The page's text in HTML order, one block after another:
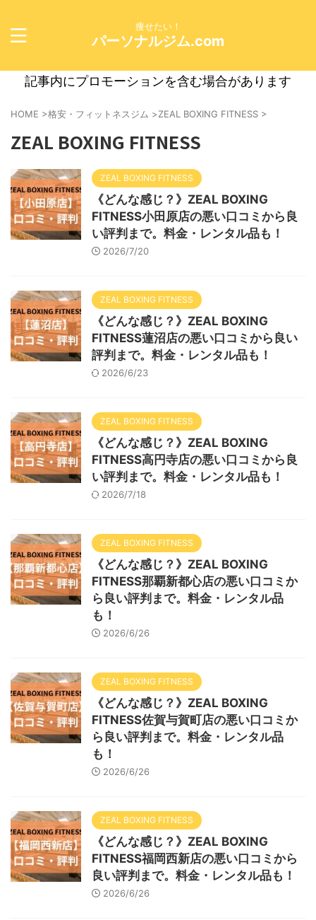
痩せたい！
パーソナルジム.com
記事内にプロモーションを含む場合があります
HOME >格安・フィットネスジム >ZEAL BOXING FITNESS >
ZEAL BOXING FITNESS
ZEAL BOXING FITNESS
《どんな感じ？》ZEAL BOXING
FITNESS小田原店の悪い口コミから良
い評判まで。料金・レンタル品も！
2026/7/20
ZEAL BOXING FITNESS
《どんな感じ？》ZEAL BOXING
FITNESS蓮沼店の悪い口コミから良い
評判まで。料金・レンタル品も！
2026/6/23
ZEAL BOXING FITNESS
《どんな感じ？》ZEAL BOXING
FITNESS高円寺店の悪い口コミから良
い評判まで。料金・レンタル品も！
2026/7/18
ZEAL BOXING FITNESS
《どんな感じ？》ZEAL BOXING
FITNESS那覇新都心店の悪い口コミか
ら良い評判まで。料金・レンタル品
も！
2026/6/26
ZEAL BOXING FITNESS
《どんな感じ？》ZEAL BOXING
FITNESS佐賀与賀町店の悪い口コミか
ら良い評判まで。料金・レンタル品
も！
2026/6/26
ZEAL BOXING FITNESS
《どんな感じ？》ZEAL BOXING
FITNESS福岡西新店の悪い口コミから
良い評判まで。料金・レンタル品も！
2026/6/26